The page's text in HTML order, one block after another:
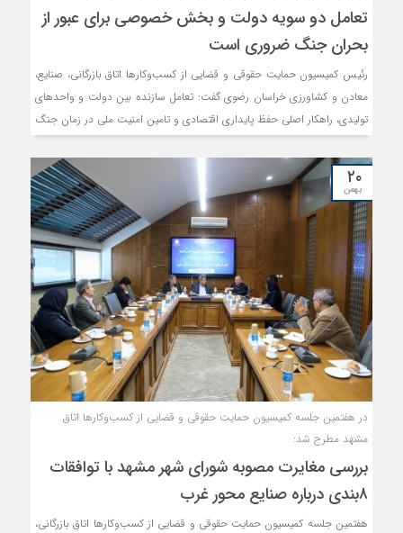
تعامل دو سویه دولت و بخش خصوصی برای عبور از
بحران جنگ ضروری است
رئیس کمیسیون حمایت حقوقی و قضایی از کسب‌وکارها اتاق بازرگانی، صنایع،
معادن و کشاورزی خراسان رضوی گفت: تعامل سازنده بین دولت و واحدهای
تولیدی، راهکار اصلی حفظ پایداری اقتصادی و تامین امنیت ملی در زمان جنگ
۲۰
بهمن
در هفتمین جلسه کمیسیون حمایت حقوقی و قضایی از کسب‌وکارها اتاق
مشهد مطرح شد:
بررسی مغایرت مصوبه شورای شهر مشهد با توافقات
۸‌بندی درباره صنایع محور غرب
هفتمین جلسه کمیسیون حمایت حقوقی و قضایی از کسب‌وکارها اتاق بازرگانی،